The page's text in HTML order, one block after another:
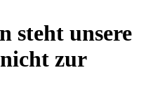
steht unsere
zur